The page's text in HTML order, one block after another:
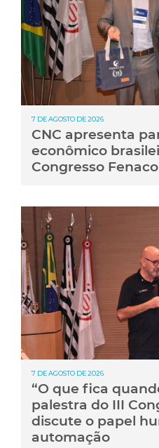
7 DE AGOSTO DE 2026
CNC apresenta
econômico
Congresso
7 DE AGOSTO DE 2026
“O que fica
palestra do III
discute o papel
automação